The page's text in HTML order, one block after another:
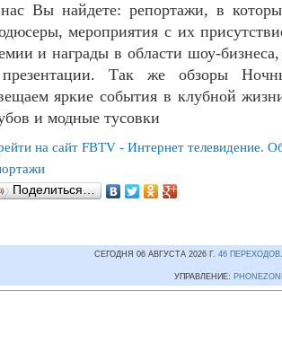
Вы найдете: репортажи, в
мероприятия с их
и награды в области шоу-
Так же обзоры
яркие события в клубной
и модные тусовки
на сайт FBTV - Интернет телевидение.
Поделиться…
СЕГОДНЯ 06 АВГУСТА 2026 Г. 46 ПЕРЕХОДОВ
УПРАВЛЕНИЕ: